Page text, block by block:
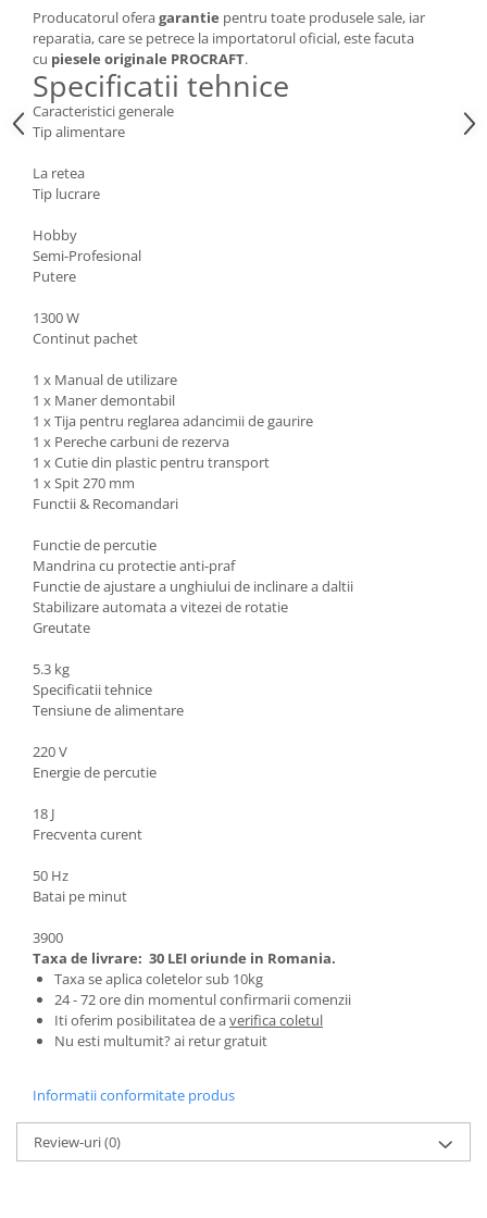
Zdrobitoare si teascuri
Teascuri
Zdrobitoare electrice
Zdrobitoare electrice & manuale
Zdrobitoare manuale
Masini de cusut si accesorii
Articole antidaunatori gradina
Sere si solarii
Suflante si aspiratoare exterior
Unelte manuale de gradina -
Stropitori
Folie si plase pt plante
Masini de maturat manuale
Masini batut stalpi
Pentru Casa si Camping
voiaj
Accesorii aragaze & butelii
Butelii
Pirostrii si accesorii pentru gatit
Plite & aragaze
Prelungitoare & cabluri electrice
Coliere plastic
Conectori/doze
Corpuri de iluminat
Lampi solare
Lanterne
Lumina de crestere pentru plante
Proiectoare & lampi de lucru
Veioze si Lampi
Cantarire
Cantare Corporale
Aparate de spalat cu presiune si
accesorii
Producatorul oferagarantie pentru toate produsele sale, iar
reparatia, care se petrece la importatorul oficial, este facuta
cu piesele originale PROCRAFT.
Specificatii tehnice
Caracteristici generale
Tip alimentare
La retea
Tip lucrare
Hobby
Semi-Profesional
Putere
1300 W
Continut pachet
1 x Manual de utilizare
1 x Maner demontabil
1 x Tija pentru reglarea adancimii de gaurire
1 x Pereche carbuni de rezerva
1 x Cutie din plastic pentru transport
1 x Spit 270 mm
Functii & Recomandari
Functie de percutie
Mandrina cu protectie anti-praf
Functie de ajustare a unghiului de inclinare a daltii
Stabilizare automata a vitezei de rotatie
Greutate
5.3 kg
Specificatii tehnice
Tensiune de alimentare
220 V
Energie de percutie
18 J
Frecventa curent
50 Hz
Batai pe minut
3900
Taxa de livrare: 30 LEI oriunde in Romania.
Taxa se aplica coletelor sub 10kg
24 - 72 ore din momentul confirmarii comenzii
Iti oferim posibilitatea de averifica coletul
Nu esti multumit? ai retur gratuit
Informatii conformitate produs
Review-uri(0)